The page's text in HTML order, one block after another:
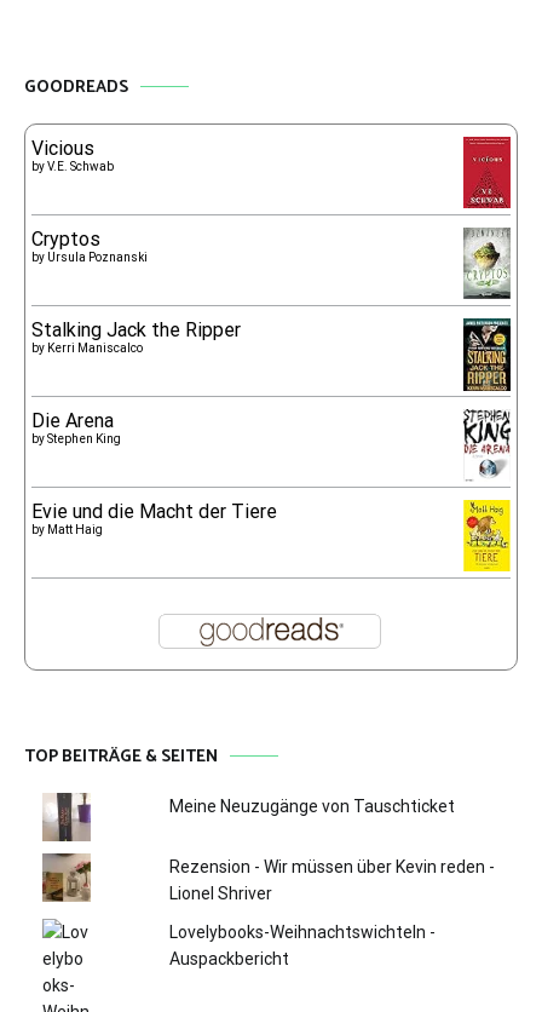
GOODREADS
Vicious
byV.E. Schwab
Cryptos
by Ursula Poznanski
Stalking Jack the Ripper
by Kerri Maniscalco
Die Arena
byStephen King
Evie und die Macht der Tiere
by Matt Haig
TOP BEITRÄGE & SEITEN
Meine Neuzugänge von Tauschticket
Rezension - Wir müssen über Kevin reden -
Lionel Shriver
Lovelybooks-Weihnachtswichteln -
Auspackbericht